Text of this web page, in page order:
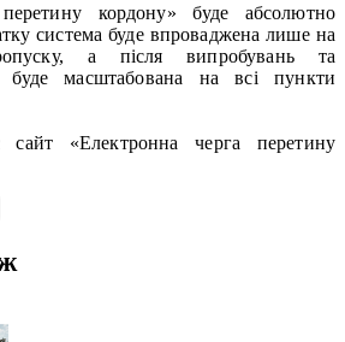
кордону» буде абсолютно
система буде впроваджена лише на
а після випробувань та
буде масштабована на всі пункти
«Електронна черга перетину